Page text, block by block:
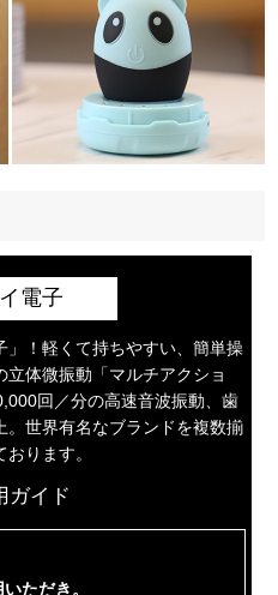
電子
」！軽くて持ちやすい、簡単操
体微振動「マルチアクショ
回／分の高速音波振動、歯
世界有名なブランドを複数揃
ります。
ガイド
ただき。